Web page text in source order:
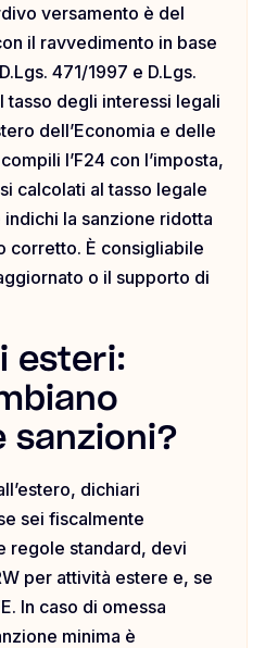
versamento è del
il ravvedimento in base
471/1997 e D.Lgs.
tasso degli interessi legali
dell’Economia e delle
l’F24 con l’imposta,
calcolati al tasso legale
la sanzione ridotta
corretto. È consigliabile
o il supporto di
esteri:
sanzioni?
dichiari
sei fiscalmente
regole standard, devi
per attività estere e, se
In caso di omessa
minima è